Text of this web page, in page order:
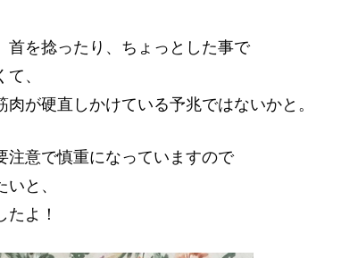
首を捻ったり、ちょっとした事で
、
が硬直しかけている予兆ではないかと。
注意で慎重になっていますので
と、
よ！